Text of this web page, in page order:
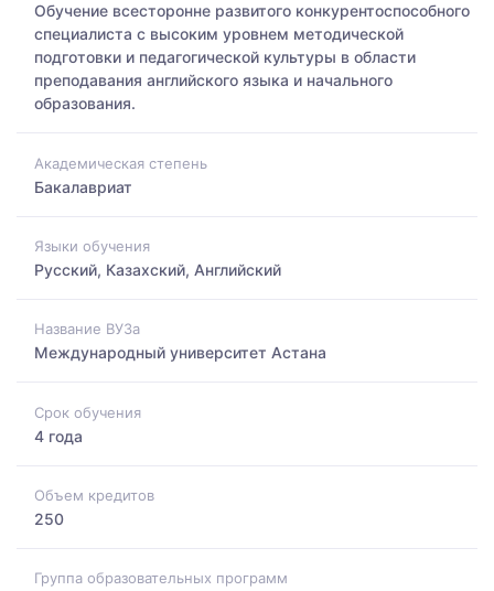
Обучение всесторонне развитого конкурентоспособного
специалиста с высоким уровнем методической
подготовки и педагогической культуры в области
преподавания английского языка и начального
образования.
Академическая степень
Бакалавриат
Языки обучения
Русский, Казахский, Английский
Название ВУЗа
Международный университет Астана
Срок обучения
4 года
Объем кредитов
250
Группа образовательных программ